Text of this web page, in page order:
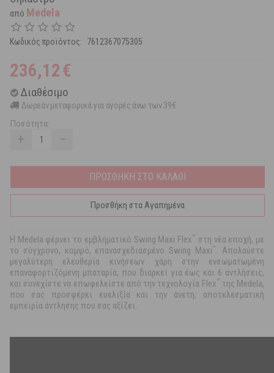
από Medela
Κωδικός προϊόντος: 7612367075305
236,12€
Διαθέσιμο
Δωρεάν μεταφορικά για αγορές άνω των 39€
Ποσότητα:
+ −
ΠΡΟΣΘΗΚΗ ΣΤΟ ΚΑΛΑΘΙ
Προσθήκη στα Αγαπημένα
Η Medela φέρνει το εμβληματικό Swing Maxi Flex™ στη νέα εποχή, με
το σύγχρονο, κομψό, επανασχεδιασμένο Swing Maxi™. Απολαύστε
μεγαλύτερη ελευθερία κινήσεων χάρη στην ενσωματωμένη
επαναφορτιζόμενη μπαταρία, που διαρκεί για έως και 6 αντλήσεις,
και συνεχίστε να επωφελείστε από την τεχνολογία Flex™ της Medela,
που σας προσφέρει ευελιξία και την άνετη, αποτελεσματική
εμπειρία άντλησης που σας αξίζει.